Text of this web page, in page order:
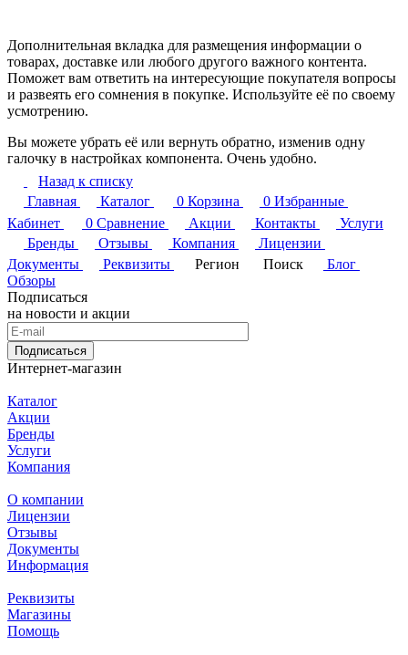
Дополнительная вкладка для размещения информации о
товарах, доставке или любого другого важного контента.
Поможет вам ответить на интересующие покупателя вопросы
и развеять его сомнения в покупке. Используйте её по своему
усмотрению.
Вы можете убрать её или вернуть обратно, изменив одну
галочку в настройках компонента. Очень удобно.
Назад к списку
Главная
Каталог 0 Корзина 0 Избранные
Кабинет
0 Сравнение Акции Контакты
Услуги
Бренды
Отзывы Компания
Лицензии
Документы
Реквизиты Регион Поиск
Блог
Обзоры
Подписаться
на новости и акции
Подписаться
Интернет-магазин
Каталог
Акции
Бренды
Услуги
Компания
О компании
Лицензии
Отзывы
Документы
Информация
Реквизиты
Магазины
Помощь